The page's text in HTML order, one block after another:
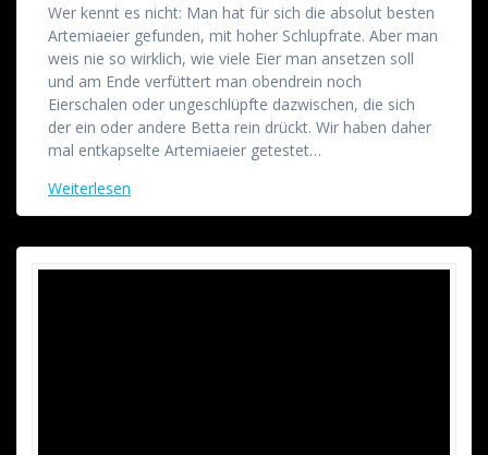
Wer kennt es nicht: Man hat für sich die absolut besten
Artemiaeier gefunden, mit hoher Schlupfrate. Aber man
weis nie so wirklich, wie viele Eier man ansetzen soll
und am Ende verfüttert man obendrein noch
Eierschalen oder ungeschlüpfte dazwischen, die sich
der ein oder andere Betta rein drückt. Wir haben daher
mal entkapselte Artemiaeier getestet…
Weiterlesen